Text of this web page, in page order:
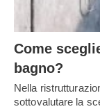
Come
bagno?
Nella
sottovalutare la